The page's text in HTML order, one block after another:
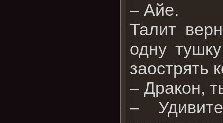
– Айе.
Талит
одну
заострять
– Дракон,
–